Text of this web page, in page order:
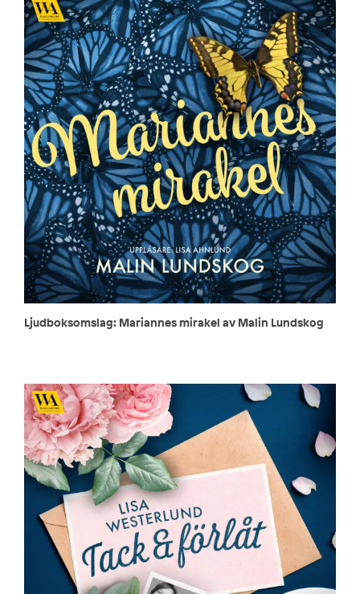
Ljudboksomslag: Mariannes mirakel av Malin Lundskog